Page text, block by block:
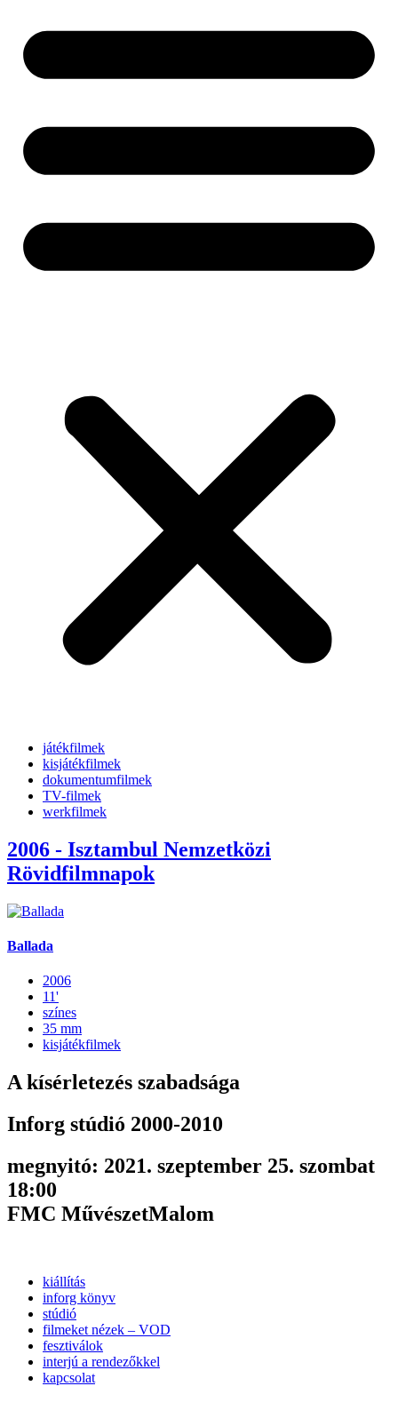
játékfilmek
kisjátékfilmek
dokumentumfilmek
TV-filmek
werkfilmek
2006 - Isztambul Nemzetközi
Rövidfilmnapok
Ballada
2006
11'
színes
35 mm
kisjátékfilmek
A kísérletezés szabadsága
Inforg stúdió 2000-2010
megnyitó: 2021. szeptember 25. szombat
18:00
FMC MűvészetMalom
kiállítás
inforg könyv
stúdió
filmeket nézek – VOD
fesztiválok
interjú a rendezőkkel
kapcsolat